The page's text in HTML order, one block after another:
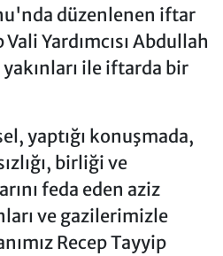
düzenlenen iftar
Yardımcısı Abdullah
ile iftarda bir
yaptığı konuşmada,
birliği ve
feda eden aziz
ve gazilerimizle
Recep Tayyip